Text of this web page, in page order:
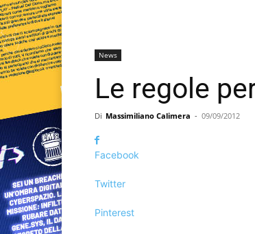
News
Le regole
Di Massimiliano Calimera - 09/09/2012
Facebook
Twitter
Pinterest